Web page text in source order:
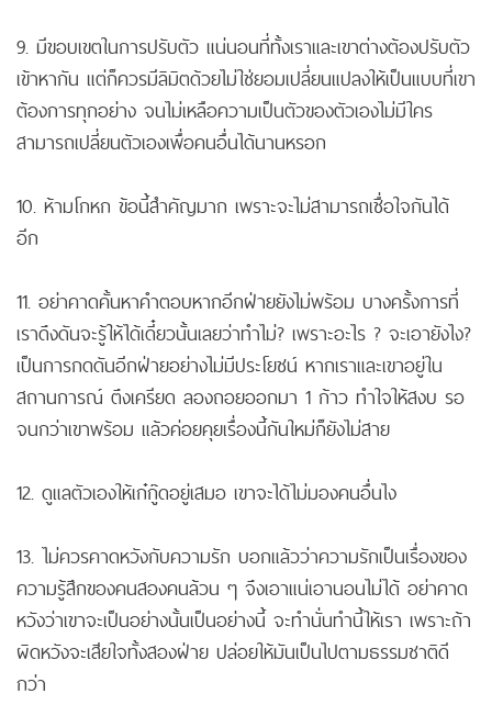
9. มีขอบเขตในการปรับตัว แน่นอนที่ทั้งเราและเขาต่างต้องปรับตัว
เข้าหากัน แต่ก็ควรมีลิมิตด้วยไม่ใช่ยอมเปลี่ยนแปลงให้เป็นแบบที่เขา
ต้องการทุกอย่าง จนไม่เหลือความเป็นตัวของตัวเองไม่มีใคร
สามารถเปลี่ยนตัวเองเพื่อคนอื่นได้นานหรอก
10. ห้ามโกหก ข้อนี้สำคัญมาก เพราะจะไม่สามารถเชื่อใจกันได้
อีก
11. อย่าคาดคั้นหาคำตอบหากอีกฝ่ายยังไม่พร้อม บางครั้งการที่
เราดึงดันจะรู้ให้ได้เดี๋ยวนั้นเลยว่าทำไม่? เพราะอะไร ? จะเอายังไง?
เป็นการกดดันอีกฝ่ายอย่างไม่มีประโยชน์ หากเราและเขาอยู่ใน
สถานการณ์ ตึงเครียด ลองถอยออกมา 1 ก้าว ทำใจให้สงบ รอ
จนกว่าเขาพร้อม แล้วค่อยคุยเรื่องนี้กันใหม่ก็ยังไม่สาย
12. ดูแลตัวเองให้เก๋กู๊ดอยู่เสมอ เขาจะได้ไม่มองคนอื่นไง
13. ไม่ควรคาดหวังกับความรัก บอกแล้วว่าความรักเป็นเรื่องของ
ความรู้สึกของคนสองคนล้วน ๆ จึงเอาแน่เอานอนไม่ได้ อย่าคาด
หวังว่าเขาจะเป็นอย่างนั้นเป็นอย่างนี้ จะทำนั่นทำนี้ให้เรา เพราะถ้า
ผิดหวังจะเสียใจทั้งสองฝ่าย ปล่อยให้มันเป็นไปตามธรรมชาติดี
กว่า